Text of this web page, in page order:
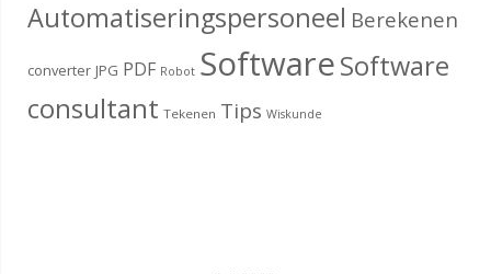
Automatiseringspersoneel Berekenen
converter JPG PDF Robot SoftwareSoftware
consultant Tekenen Tips Wiskunde